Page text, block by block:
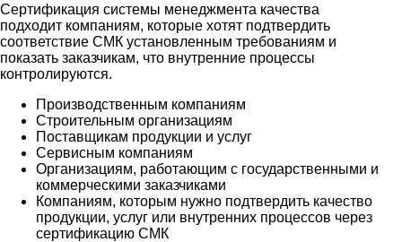
Сертификация системы менеджмента качества
подходит компаниям, которые хотят подтвердить
соответствие СМК установленным требованиям и
показать заказчикам, что внутренние процессы
контролируются.
Производственным компаниям
Строительным организациям
Поставщикам продукции и услуг
Сервисным компаниям
Организациям, работающим с государственными и
коммерческими заказчиками
Компаниям, которым нужно подтвердить качество
продукции, услуг или внутренних процессов через
сертификацию СМК